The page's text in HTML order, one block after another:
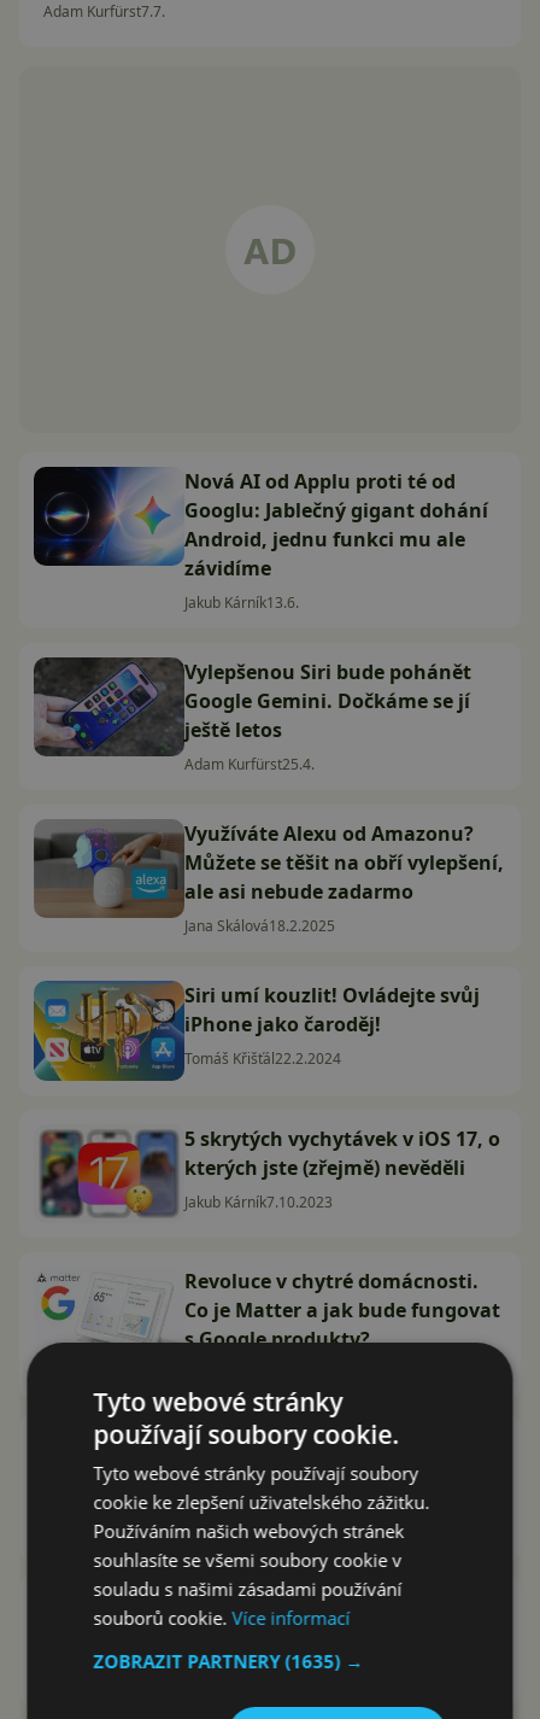
Adam Kurfürst7.7.
Nová AI od Applu proti té od
Googlu: Jablečný gigant dohání
Android, jednu funkci mu ale
závidíme
Jakub Kárník13.6.
Vylepšenou Siri bude pohánět
Google Gemini. Dočkáme se jí
ještě letos
Adam Kurfürst25.4.
Využíváte Alexu od Amazonu?
Můžete se těšit na obří vylepšení,
ale asi nebude zadarmo
Jana Skálová18.2.2025
Siri umí kouzlit! Ovládejte svůj
iPhone jako čaroděj!
Tomáš Křišťál22.2.2024
5 skrytých vychytávek v iOS 17, o
kterých jste (zřejmě) nevěděli
Jakub Kárník7.10.2023
Revoluce v chytré domácnosti.
Co je Matter a jak bude fungovat
s Google produkty?
Bude Apple rychlejší? Česká Siri
je prý (na rozdíl od Google
Asistenta) blízko
Jakub Kárník13.6.2021
iOS 14: začal se jablečný systém
více podobat Androidu?
Jakub Kárník23.6.2020
Tyto webové stránky
používají soubory cookie.
Tyto webové stránky používají soubory
cookie ke zlepšení uživatelského zážitku.
Používáním našich webových stránek
souhlasíte se všemi soubory cookie v
souladu s našimi zásadami používání
souborů cookie.Více informací
ZOBRAZIT PARTNERY(1635) →